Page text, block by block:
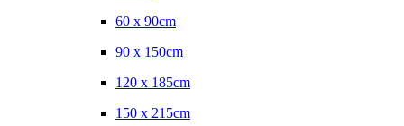
60 x 90cm
90 x 150cm
120 x 185cm
150 x 215cm